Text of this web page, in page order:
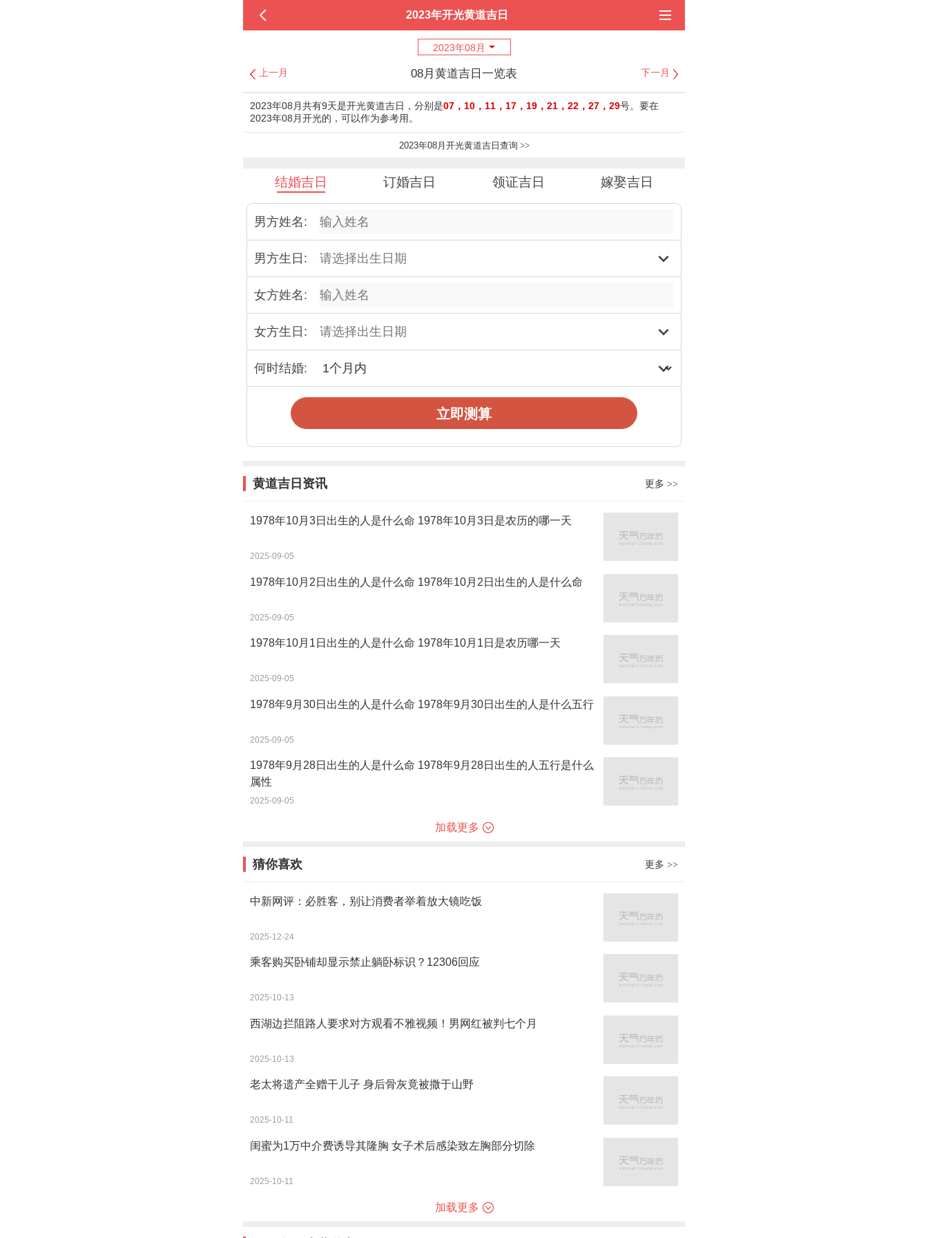
2023年开光黄道吉日
2023年08月
上一月 08月黄道吉日一览表 下一月
2023年08月共有9天是开光黄道吉日，分别是07，10，11，17，19，21，22，27，29号。要在
2023年08月开光的，可以作为参考用。
2023年08月开光黄道吉日查询 >>
结婚吉日 订婚吉日 领证吉日 嫁娶吉日
男方姓名:
男方生日:
女方姓名:
女方生日:
何时结婚:
立即测算
黄道吉日资讯 更多 >>
1978年10月3日出生的人是什么命 1978年10月3日是农历的哪一天
2025-09-05
1978年10月2日出生的人是什么命 1978年10月2日出生的人是什么命
2025-09-05
1978年10月1日出生的人是什么命 1978年10月1日是农历哪一天
2025-09-05
1978年9月30日出生的人是什么命 1978年9月30日出生的人是什么五行
2025-09-05
1978年9月28日出生的人是什么命 1978年9月28日出生的人五行是什么
属性
2025-09-05
加载更多
猜你喜欢 更多 >>
中新网评：必胜客，别让消费者举着放大镜吃饭
2025-12-24
乘客购买卧铺却显示禁止躺卧标识？12306回应
2025-10-13
西湖边拦阻路人要求对方观看不雅视频！男网红被判七个月
2025-10-13
老太将遗产全赠干儿子 身后骨灰竟被撒于山野
2025-10-11
闺蜜为1万中介费诱导其隆胸 女子术后感染致左胸部分切除
2025-10-11
加载更多